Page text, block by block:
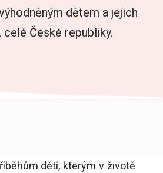
dětem a jejich
České republiky.
dětí, kterým v životě